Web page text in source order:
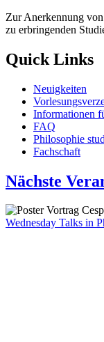
Zur Anerkennung
zu erbringenden
Quick Links
Neuigkeiten
Informationen
FAQ
Philosophie
Fachschaft
Nächste
Wednesday Talks in